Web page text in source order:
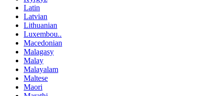
Latin
Latvian
Lithuanian
Luxembou..
Macedonian
Malagasy
Malay
Malayalam
Maltese
Maori